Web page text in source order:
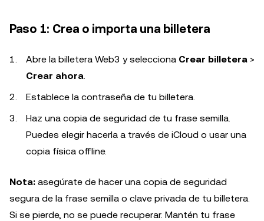
Paso 1: Crea o importa una billetera
Abre la billetera Web3 y selecciona Crear billetera >
Crear ahora.
Establece la contraseña de tu billetera.
Haz una copia de seguridad de tu frase semilla.
Puedes elegir hacerla a través de iCloud o usar una
copia física offline.
Nota: asegúrate de hacer una copia de seguridad
segura de la frase semilla o clave privada de tu billetera.
Si se pierde, no se puede recuperar. Mantén tu frase